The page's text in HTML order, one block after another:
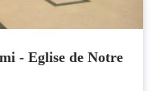
- Eglise de Notre